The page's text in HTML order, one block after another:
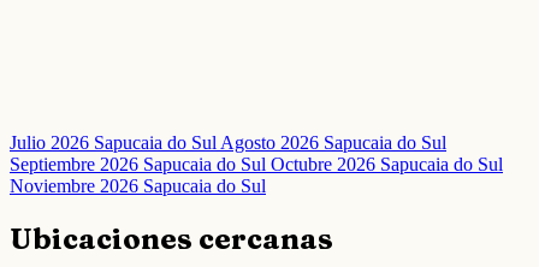
Julio 2026 Sapucaia do SulAgosto 2026 Sapucaia do Sul
Septiembre 2026 Sapucaia do Sul Octubre 2026 Sapucaia do Sul
Noviembre 2026 Sapucaia do Sul
Ubicaciones cercanas